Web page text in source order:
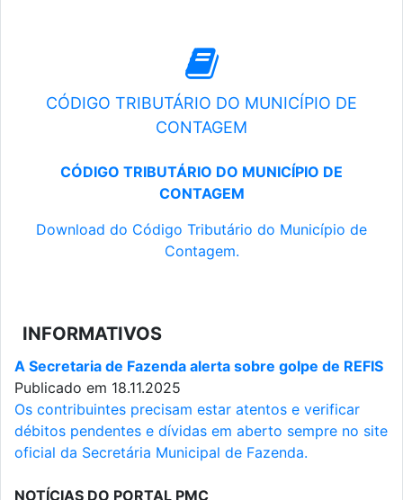
CÓDIGO TRIBUTÁRIO DO MUNICÍPIO DE
CONTAGEM
CÓDIGO TRIBUTÁRIO DO MUNICÍPIO DE
CONTAGEM
Download do Código Tributário do Município de
Contagem.
INFORMATIVOS
A Secretaria de Fazenda alerta sobre golpe de REFIS
Publicado em 18.11.2025
Os contribuintes precisam estar atentos e verificar
débitos pendentes e dívidas em aberto sempre no site
oficial da Secretária Municipal de Fazenda.
NOTÍCIAS DO PORTAL PMC